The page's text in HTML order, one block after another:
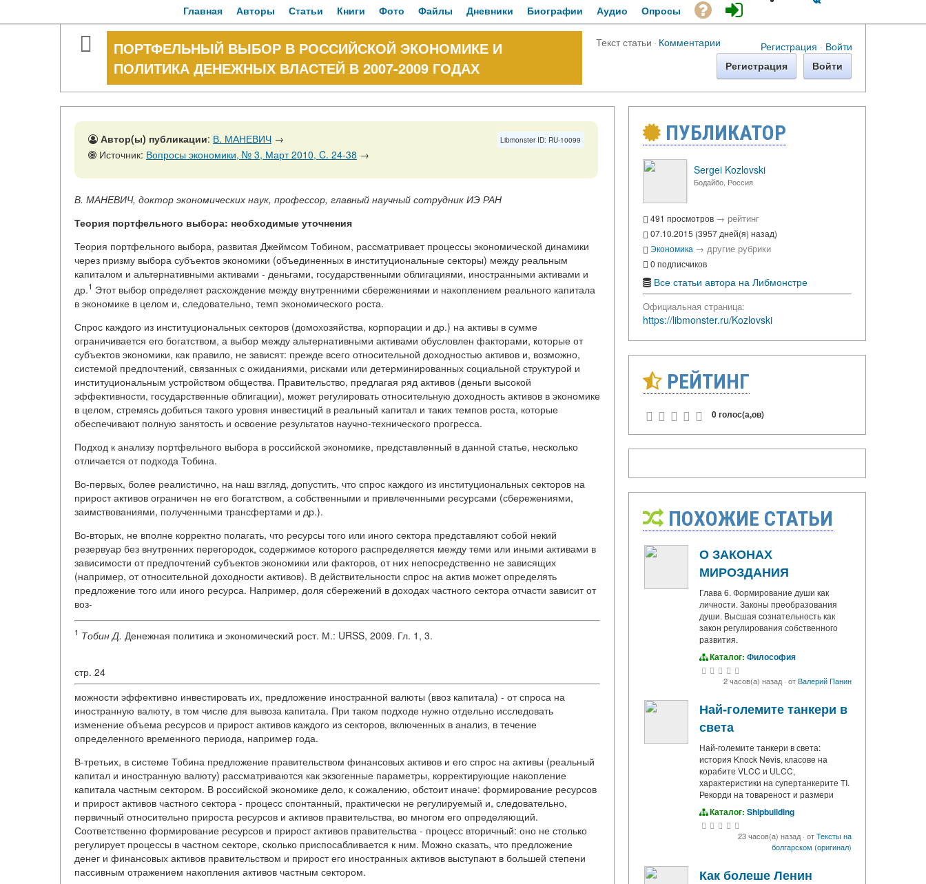
Регистрация · Войти
Главная Авторы Статьи Книги Фото Файлы Дневники Биографии Аудио Опросы
ПОРТФЕЛЬНЫЙ ВЫБОР В РОССИЙСКОЙ ЭКОНОМИКЕ И
ПОЛИТИКА ДЕНЕЖНЫХ ВЛАСТЕЙ В 2007-2009 ГОДАХ
Текст статьи · Комментарии
Регистрация Войти
Libmonster ID: RU-10099
Автор(ы) публикации: В. МАНЕВИЧ →
Источник: Вопросы экономики, № 3, Март 2010, C. 24-38 →
В. МАНЕВИЧ, доктор экономических наук, профессор, главный научный сотрудник ИЭ РАН
Теория портфельного выбора: необходимые уточнения
Теория портфельного выбора, развитая Джеймсом Тобином, рассматривает процессы экономической динамики
через призму выбора субъектов экономики (объединенных в институциональные секторы) между реальным
капиталом и альтернативными активами - деньгами, государственными облигациями, иностранными активами и
др.1 Этот выбор определяет расхождение между внутренними сбережениями и накоплением реального капитала
в экономике в целом и, следовательно, темп экономического роста.
Спрос каждого из институциональных секторов (домохозяйства, корпорации и др.) на активы в сумме
ограничивается его богатством, а выбор между альтернативными активами обусловлен факторами, которые от
субъектов экономики, как правило, не зависят: прежде всего относительной доходностью активов и, возможно,
системой предпочтений, связанных с ожиданиями, рисками или детерминированных социальной структурой и
институциональным устройством общества. Правительство, предлагая ряд активов (деньги высокой
эффективности, государственные облигации), может регулировать относительную доходность активов в экономике
в целом, стремясь добиться такого уровня инвестиций в реальный капитал и таких темпов роста, которые
обеспечивают полную занятость и освоение результатов научно-технического прогресса.
Подход к анализу портфельного выбора в российской экономике, представленный в данной статье, несколько
отличается от подхода Тобина.
Во-первых, более реалистично, на наш взгляд, допустить, что спрос каждого из институциональных секторов на
прирост активов ограничен не его богатством, а собственными и привлеченными ресурсами (сбережениями,
заимствованиями, полученными трансфертами и др.).
Во-вторых, не вполне корректно полагать, что ресурсы того или иного сектора представляют собой некий
резервуар без внутренних перегородок, содержимое которого распределяется между теми или иными активами в
зависимости от предпочтений субъектов экономики или факторов, от них непосредственно не зависящих
(например, от относительной доходности активов). В действительности спрос на актив может определять
предложение того или иного ресурса. Например, доля сбережений в доходах частного сектора отчасти зависит от
воз-
1 Тобин Д. Денежная политика и экономический рост. М.: URSS, 2009. Гл. 1, 3.
стр. 24
можности эффективно инвестировать их, предложение иностранной валюты (ввоз капитала) - от спроса на
иностранную валюту, в том числе для вывоза капитала. При таком подходе нужно отдельно исследовать
изменение объема ресурсов и прирост активов каждого из секторов, включенных в анализ, в течение
определенного временного периода, например года.
В-третьих, в системе Тобина предложение правительством финансовых активов и его спрос на активы (реальный
капитал и иностранную валюту) рассматриваются как экзогенные параметры, корректирующие накопление
капитала частным сектором. В российской экономике дело, к сожалению, обстоит иначе: формирование ресурсов
и прирост активов частного сектора - процесс спонтанный, практически не регулируемый и, следовательно,
первичный относительно прироста ресурсов и активов правительства, во многом его определяющий.
Соответственно формирование ресурсов и прирост активов правительства - процесс вторичный: оно не столько
регулирует процессы в частном секторе, сколько приспосабливается к ним. Можно сказать, что предложение
денег и финансовых активов правительством и прирост его иностранных активов выступают в большей степени
пассивным отражением накопления активов частным сектором.
ПУБЛИКАТОР
Sergei Kozlovski
Бодайбо, Россия
491 просмотров → рейтинг
07.10.2015 (3957 дней(я) назад)
Экономика → другие рубрики
0 подписчиков
Все статьи автора на Либмонстре
Официальная страница:
https://libmonster.ru/Kozlovski
РЕЙТИНГ
0 голос(а,ов)
ПОХОЖИЕ СТАТЬИ
О ЗАКОНАХ
МИРОЗДАНИЯ
Глава 6. Формирование души как
личности. Законы преобразования
души. Высшая сознательность как
закон регулирования собственного
развития.
Каталог: Философия
2 часов(а) назад· отВалерий Панин
Най-големите танкери в
света
Най-големите танкери в света:
история Knock Nevis, класове на
корабите VLCC и ULCC,
характеристики на супертанкерите TI.
Рекорди на товареност и размери
Каталог: Shipbuilding
23 часов(а) назад· отТексты на
болгарском (оригинал)
Как болеше Ленин